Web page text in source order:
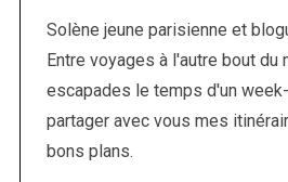
Solène jeune parisienne et
Entre voyages à l'autre bout du
escapades le temps d'un
partager avec vous mes
bons plans.
o
r
: